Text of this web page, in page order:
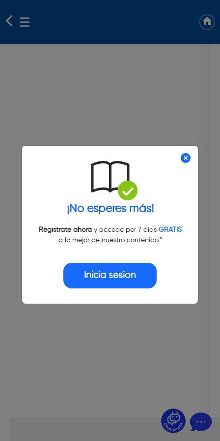
¡No esperes más!
Regístrate ahoray accede por 7 días GRATIS
a lo mejor de nuestro contenido."
Inicia sesión